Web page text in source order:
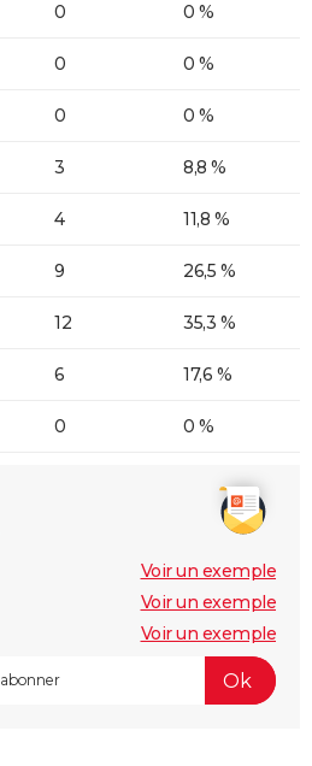
0 0 %
0 0 %
0 0 %
3 8,8 %
4 11,8 %
9 26,5 %
12 35,3 %
6 17,6 %
0 0 %
Voir un exemple
Voir un exemple
Voir un exemple